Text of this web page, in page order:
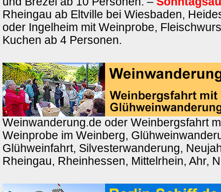
Rheingau ab Eltville bei Wiesbaden,
oder Ingelheim mit Weinprobe,
Kuchen ab 4 Personen.
Weinwanderung.de oder Weinbergsfahrt
Weinprobe im Weinberg,
Glühweinfahrt, Silvesterwanderung,
Rheingau, Rheinhessen, Mittelrhein, Ahr,